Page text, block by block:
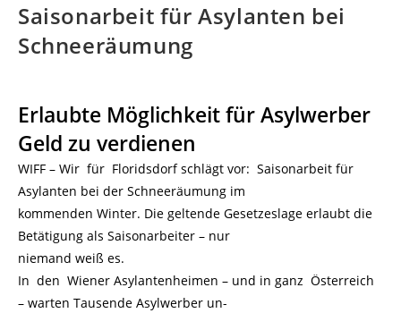
Saisonarbeit für Asylanten bei
Schneeräumung
Erlaubte Möglichkeit für Asylwerber
Geld zu verdienen
WIFF – Wir für Floridsdorf schlägt vor: Saisonarbeit für
Asylanten bei der Schneeräumung im
kommenden Winter. Die geltende Gesetzeslage erlaubt die
Betätigung als Saisonarbeiter – nur
niemand weiß es.
In den Wiener Asylantenheimen – und in ganz Österreich
– warten Tausende Asylwerber un-